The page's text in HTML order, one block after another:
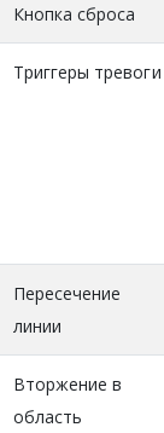
Кнопка сброса
Триггеры тревоги
Пересечение
линии
Вторжение в
область